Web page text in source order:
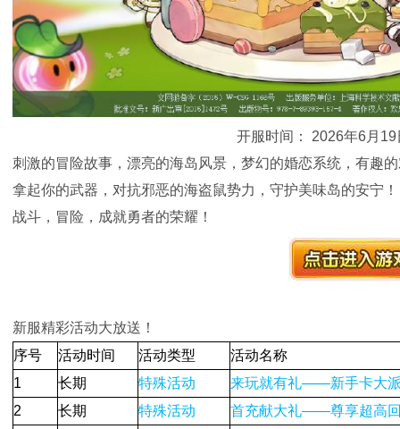
开服时间： 2026年6月19
刺激的冒险故事，漂亮的海岛风景，梦幻的婚恋系统，有趣
拿起你的武器，对抗邪恶的海盗鼠势力，守护美味岛的安宁！
战斗，冒险，成就勇者的荣耀！
新服精彩活动大放送！
序号
活动时间 活动类型
活动名称
1
长期 特殊活动
来玩就有礼——新手卡大
2
长期 特殊活动 首充献大礼——尊享超高